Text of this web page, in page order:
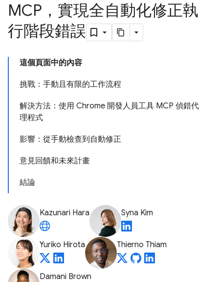
MCP，實現全自動化修正執
行階段錯誤
這個頁面中的內容
挑戰：手動且有限的工作流程
解決方法：使用 Chrome 開發人員工具 MCP 偵錯代
理程式
影響：從手動檢查到自動修正
意見回饋和未來計畫
結論
Kazunari Hara Syna Kim
Yuriko Hirota Thierno Thiam
Damani Brown